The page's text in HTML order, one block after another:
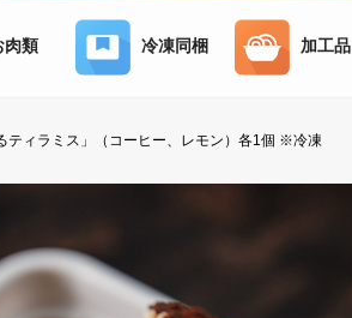
肉類 冷凍同梱 加工品
ティラミス」（コーヒー、レモン）各1個 ※冷凍